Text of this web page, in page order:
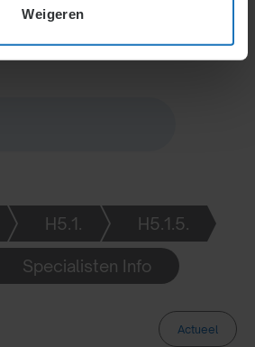
Weigeren
cruciaal voor het bestuur.
H5.1. H5.1.5.
Specialisten Info
Actueel